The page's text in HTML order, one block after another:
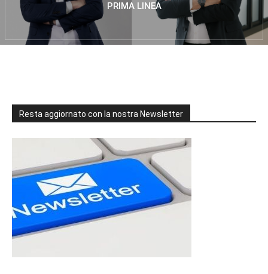
PRIMA LINEA
Resta aggiornato con la nostra Newsletter